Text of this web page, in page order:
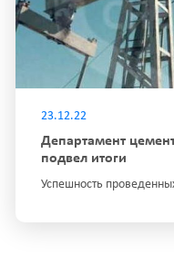
23.12.22
Департамент
подвел итоги
Успешность